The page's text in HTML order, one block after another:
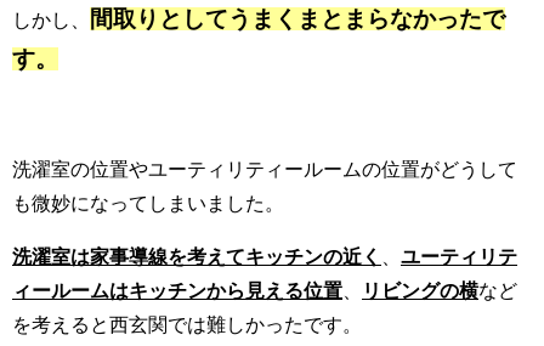
しかし、
間取りとしてうまくまとまらなかったで
す。
洗濯室の位置やユーティリティールームの位置がどうして
も微妙になってしまいました。
洗濯室は家事導線を考えてキッチンの近く
ユーティリテ
ィールームはキッチンから見える位置
リビングの横など
を考えると西玄関では難しかったです。